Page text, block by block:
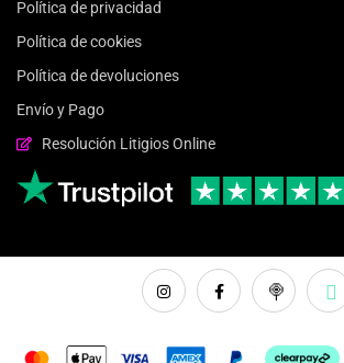
Política de privacidad
Política de cookies
Política de devoluciones
Envío y Pago
Resolución Litigios Online